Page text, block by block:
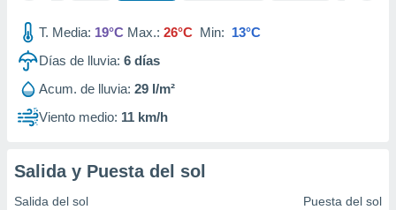
1199
T. Media: 19°C Max.: 26°C Min: 13°C
Días de lluvia: 6 días
Acum. de lluvia: 29 l/m²
Viento medio: 11 km/h
Salida y Puesta del sol
Salida del sol Puesta del sol